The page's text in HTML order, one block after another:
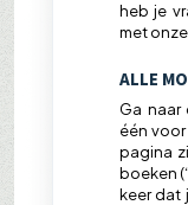
heb je
met onze
ALLE
Ga naar
één
pagina
boeken
keer dat